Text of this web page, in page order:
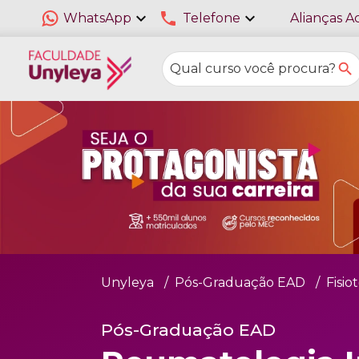
WhatsApp expand_more phone Telefone expand_more Alianças
Unyleya Pós-Graduação EAD
Pós-Graduação EAD